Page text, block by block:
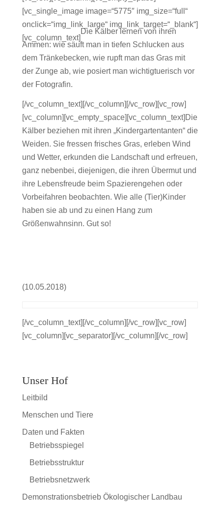
[vc_single_image image=“5775″ img_size=“full“
onclick=“img_link_large“ img_link_target=“_blank“]
[vc_column_text]
Die Kälber lernen von ihren
Ammen: wie säuft man in tiefen Schlucken aus
dem Tränkebecken, wie rupft man das Gras mit
der Zunge ab, wie posiert man wichtigtuerisch vor
der Fotografin.
[/vc_column_text][/vc_column][/vc_row][vc_row]
[vc_column][vc_empty_space][vc_column_text]Die
Kälber beziehen mit ihren „Kindergartentanten“ die
Weiden. Sie fressen frisches Gras, erleben Wind
und Wetter, erkunden die Landschaft und erfreuen,
ganz nebenbei, diejenigen, die ihren Übermut und
ihre Lebensfreude beim Spazierengehen oder
Vorbeifahren beobachten. Wie alle (Tier)Kinder
haben sie ab und zu einen Hang zum
Größenwahnsinn. Gut so!
(10.05.2018)
[/vc_column_text][/vc_column][/vc_row][vc_row]
[vc_column][vc_separator][/vc_column][/vc_row]
Unser Hof
Leitbild
Menschen und Tiere
Daten und Fakten
Betriebsspiegel
Betriebsstruktur
Betriebsnetzwerk
Demonstrationsbetrieb Ökologischer Landbau